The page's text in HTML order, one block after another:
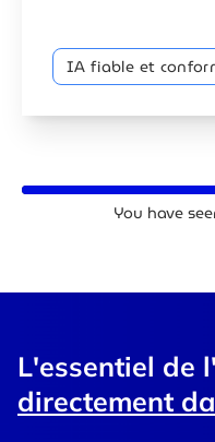
IA fiable et
You have
L'essentiel de
directement